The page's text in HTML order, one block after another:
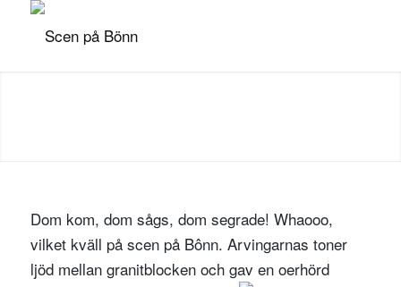
Dom kom, dom sågs, dom segrade! Whaooo,
vilket kväll på scen på Bônn. Arvingarnas toner
ljöd mellan granitblocken och gav en oerhörd